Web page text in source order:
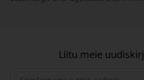
Liitu meie